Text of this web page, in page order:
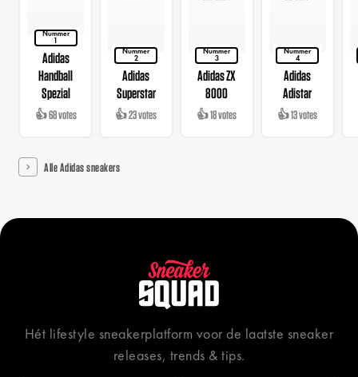
Nummer
1
Adidas
Handball
Spezial
👍 68 votes
Nummer
2
Adidas
Superstar
👍 23 votes
Nummer
3
Adidas ZX
8000
👍 18 votes
Nummer
4
Adidas
Adistar
👍 13 votes
Alle Adidas sneakers
Hét lifestyle sneakerplatform voor de laatste sneaker
releases, trends & tips.